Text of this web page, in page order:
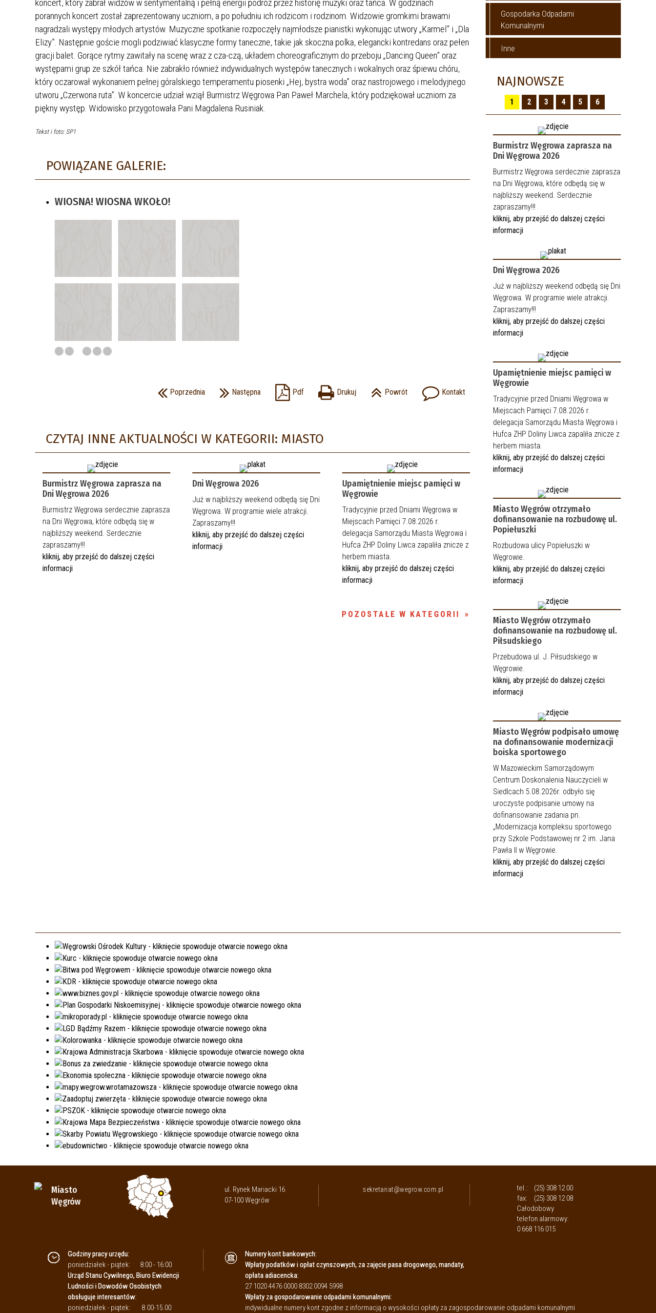
WZORY FORMULARZY I WNIOSKÓW
OCHRONA ŚRODOWISKA I
ROLNICTWO
PODATKI I OPŁATY LOKALNE
BAZA NAZW ULIC I PLACÓW
MEDIA LOKALNE
DYŻURY LEŚNIKA
STACJE DLA POJAZDÓW
ELEKTRYCZNYCH
NIEODPŁATNA POMOC PRAWNA
koncert, który zabrał widzów w sentymentalną i pełną energii podróż przez historię muzyki oraz tańca. W godzinach
porannych koncert został zaprezentowany uczniom, a po południu ich rodzicom i rodzinom. Widzowie gromkimi brawami
nagradzali występy młodych artystów. Muzyczne spotkanie rozpoczęły najmłodsze pianistki wykonując utwory „Karmel” i „Dla
Elizy”. Następnie goście mogli podziwiać klasyczne formy taneczne, takie jak skoczna polka, elegancki kontredans oraz pełen
gracji balet. Gorące rytmy zawitały na scenę wraz z cza-czą, układem choreograficznym do przeboju „Dancing Queen” oraz
występami grup ze szkół tańca. Nie zabrakło również indywidualnych występów tanecznych i wokalnych oraz śpiewu chóru,
który oczarował wykonaniem pełnej góralskiego temperamentu piosenki „Hej, bystra woda” oraz nastrojowego i melodyjnego
utworu „Czerwona ruta”. W koncercie udział wziął Burmistrz Węgrowa Pan Paweł Marchela, który podziękował uczniom za
piękny występ. Widowisko przygotowała Pani Magdalena Rusiniak.
Tekst i foto: SP1
POWIĄZANE GALERIE:
WIOSNA! WIOSNA WKOŁO!
Poprzednia Następna Pdf Drukuj Powrót Kontakt
CZYTAJ INNE AKTUALNOŚCI W KATEGORII: MIASTO
Burmistrz Węgrowa zaprasza na
Dni Węgrowa 2026
Burmistrz Węgrowa serdecznie zaprasza
na Dni Węgrowa, które odbędą się w
najbliższy weekend. Serdecznie
zapraszamy!!!
kliknij, aby przejść do dalszej części
informacji
Dni Węgrowa 2026
Już w najbliższy weekend odbędą się Dni
Węgrowa. W programie wiele atrakcji.
Zapraszamy!!!
kliknij, aby przejść do dalszej części
informacji
Upamiętnienie miejsc pamięci w
Węgrowie
Tradycyjnie przed Dniami Węgrowa w
Miejscach Pamięci 7.08.2026 r.
delegacja Samorządu Miasta Węgrowa i
Hufca ZHP Doliny Liwca zapaliła znicze z
herbem miasta.
kliknij, aby przejść do dalszej części
informacji
POZOSTAŁE W KATEGORII
Gospodarka Odpadami
Komunalnymi
Inne
NAJNOWSZE
1 2 3 4 5 6
Burmistrz Węgrowa zaprasza na
Dni Węgrowa 2026
Burmistrz Węgrowa serdecznie zaprasza
na Dni Węgrowa, które odbędą się w
najbliższy weekend. Serdecznie
zapraszamy!!!
kliknij, aby przejść do dalszej części
informacji
Dni Węgrowa 2026
Już w najbliższy weekend odbędą się Dni
Węgrowa. W programie wiele atrakcji.
Zapraszamy!!!
kliknij, aby przejść do dalszej części
informacji
Upamiętnienie miejsc pamięci w
Węgrowie
Tradycyjnie przed Dniami Węgrowa w
Miejscach Pamięci 7.08.2026 r.
delegacja Samorządu Miasta Węgrowa i
Hufca ZHP Doliny Liwca zapaliła znicze z
herbem miasta.
kliknij, aby przejść do dalszej części
informacji
Miasto Węgrów otrzymało
dofinansowanie na rozbudowę ul.
Popiełuszki
Rozbudowa ulicy Popiełuszki w
Węgrowie.
kliknij, aby przejść do dalszej części
informacji
Miasto Węgrów otrzymało
dofinansowanie na rozbudowę ul.
Piłsudskiego
Przebudowa ul. J. Piłsudskiego w
Węgrowie.
kliknij, aby przejść do dalszej części
informacji
Miasto Węgrów podpisało umowę
na dofinansowanie modernizacji
boiska sportowego
W Mazowieckim Samorządowym
Centrum Doskonalenia Nauczycieli w
Siedlcach 5.08.2026r. odbyło się
uroczyste podpisanie umowy na
dofinansowanie zadania pn.
„Modernizacja kompleksu sportowego
przy Szkole Podstawowej nr 2 im. Jana
Pawła II w Węgrowie.
kliknij, aby przejść do dalszej części
informacji
Miasto
Węgrów
ul. Rynek Mariacki 16
07-100 Węgrów
sekretariat@wegrow.com.pl tel.:
(25) 308 12 00
fax:
(25) 308 12 08
Całodobowy
telefon alarmowy:
0 668 116 015
Godziny pracy urzędu:
poniedziałek - piątek:
8:00 - 16:00
Urząd Stanu Cywilnego, Biuro Ewidencji
Ludności i Dowodów Osobistych
obsługuje interesantów:
poniedziałek - piątek:
8.00-15.00
Numery kont bankowych:
Wpłaty podatków i opłat czynszowych, za zajęcie pasa drogowego, mandaty,
opłata adiacencka:
27 1020 4476 0000 8302 0094 5998
Wpłaty za gospodarowanie odpadami komunalnymi:
indywidualne numery kont zgodne z informacją o wysokości opłaty za zagospodarowanie odpadami komunalnymi